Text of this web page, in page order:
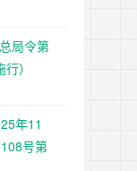
施
局令第
）
年11
号第